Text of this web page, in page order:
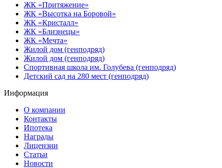
ЖК «Притяжение»
ЖК «Высотка на Боровой»
ЖК «Кристалл»
ЖК «Близнецы»
ЖК «Мечта»
Жилой дом (генподряд)
Жилой дом (генподряд)
Спортивная школа им. Голубева (генподряд)
Детский сад на 280 мест (генподряд)
Информация
О компании
Контакты
Ипотека
Награды
Лицензии
Статьи
Новости